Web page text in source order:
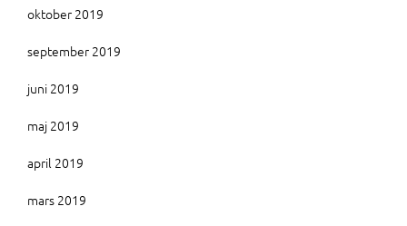
oktober 2019
september 2019
juni 2019
maj 2019
april 2019
mars 2019